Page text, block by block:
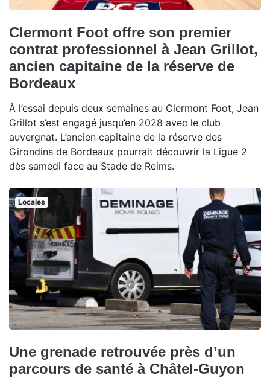
Clermont Foot offre son premier
contrat professionnel à Jean Grillot,
ancien capitaine de la réserve de
Bordeaux
À l’essai depuis deux semaines au Clermont Foot, Jean
Grillot s’est engagé jusqu’en 2028 avec le club
auvergnat. L’ancien capitaine de la réserve des
Girondins de Bordeaux pourrait découvrir la Ligue 2
dès samedi face au Stade de Reims.
Locales
Une grenade retrouvée près d’un
parcours de santé à Châtel-Guyon